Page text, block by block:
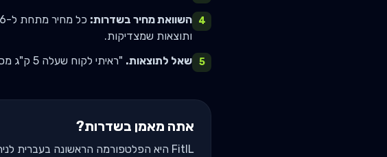
4 השוואת מחיר בשדרות: כל מחיר מתחת ל-
ותוצאות שמצדיקות.
5 שאל לתוצאות. "ראיתי לקוח שעלה 5 ק"ג מסה תוך 6 חודשים" - דאטה ספציפית, לא הצהרות כלליות.
אתה מאמן בשדרות?
FitIL היא הפלטפורמה הראשונה בעברית לניהול מתאמנים בישראל. תאמץ אותה והפסק לאבד זמן בוואטסאפ.